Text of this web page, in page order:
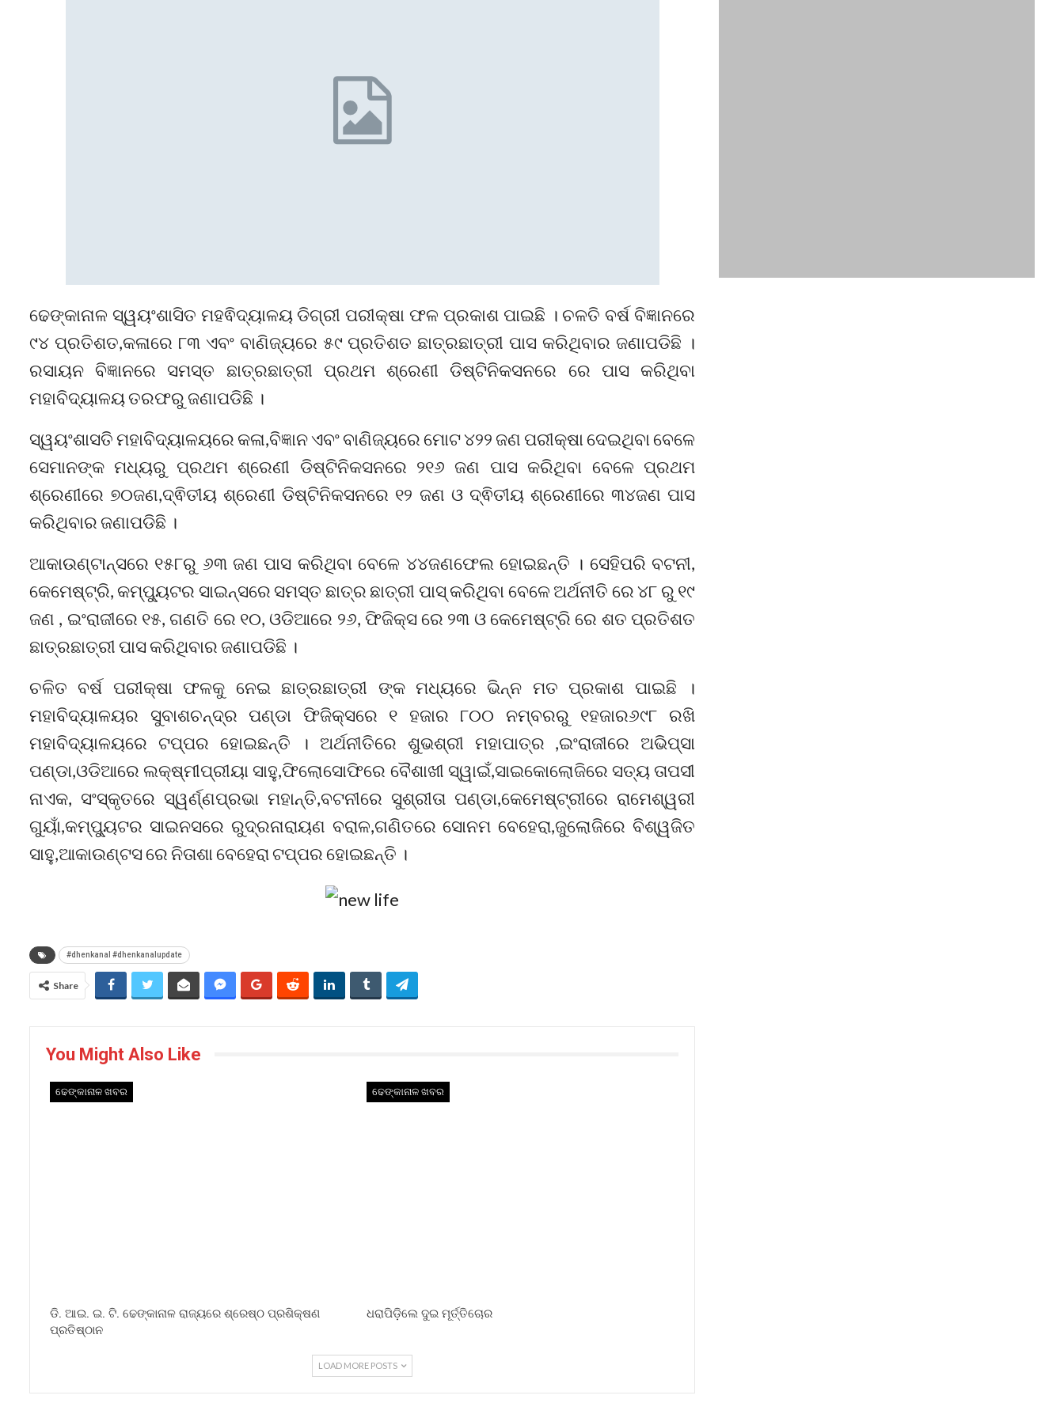
ଢେଙ୍କାନାଳ ସ୍ୱୟଂଶାସିତ ମହଵିଦ୍ୟାଳୟ ଡିଗ୍ରୀ ପରୀକ୍ଷା ଫଳ ପ୍ରକାଶ ପାଇଛି । ଚଳତି ବର୍ଷ ବିଜ୍ଞାନରେ
୯୪ ପ୍ରତିଶତ,କଳାରେ ୮୩ ଏବଂ ବାଣିଜ୍ୟରେ ୫୯ ପ୍ରତିଶତ ଛାତ୍ରଛାତ୍ରୀ ପାସ କରିଥିବାର ଜଣାପଡିଛି ।
ରସାୟନ ବିଜ୍ଞାନରେ ସମସ୍ତ ଛାତ୍ରଛାତ୍ରୀ ପ୍ରଥମ ଶ୍ରେଣୀ ଡିଷ୍ଟିନିକସନରେ ରେ ପାସ କରିଥିବା
ମହାବିଦ୍ୟାଳୟ ତରଫରୁ ଜଣାପଡିଛି ।
ସ୍ୱୟଂଶାସତି ମହାବିଦ୍ୟାଳୟରେ କଳା,ବିଜ୍ଞାନ ଏବଂ ବାଣିଜ୍ୟରେ ମୋଟ ୪୨୨ ଜଣ ପରୀକ୍ଷା ଦେଇଥିବା ବେଳେ
ସେମାନଙ୍କ ମଧ୍ୟରୁ ପ୍ରଥମ ଶ୍ରେଣୀ ଡିଷ୍ଟିନିକସନରେ ୨୧୬ ଜଣ ପାସ କରିଥିବା ବେଳେ ପ୍ରଥମ
ଶ୍ରେଣୀରେ ୭୦ଜଣ,ଦ୍ଵିତୀୟ ଶ୍ରେଣୀ ଡିଷ୍ଟିନିକସନରେ ୧୨ ଜଣ ଓ ଦ୍ଵିତୀୟ ଶ୍ରେଣୀରେ ୩୪ଜଣ ପାସ
କରିଥିବାର ଜଣାପଡିଛି ।
ଆକାଉଣ୍ଟାନ୍ସରେ ୧୫୮ରୁ ୬୩ ଜଣ ପାସ କରିଥିବା ବେଳେ ୪୪ଜଣଫେଲ ହୋଇଛନ୍ତି । ସେହିପରି ବଟନୀ,
କେମେଷ୍ଟ୍ରି, କମ୍ପ୍ୟୁଟର ସାଇନ୍ସରେ ସମସ୍ତ ଛାତ୍ର ଛାତ୍ରୀ ପାସ୍ କରିଥିବା ବେଳେ ଅର୍ଥନୀତି ରେ ୪୮ ରୁ ୧୯
ଜଣ , ଇଂରାଜୀରେ ୧୫, ଗଣତି ରେ ୧୦, ଓଡିଆରେ ୨୬, ଫିଜିକ୍ସ ରେ ୨୩ ଓ କେମେଷ୍ଟ୍ରି ରେ ଶତ ପ୍ରତିଶତ
ଛାତ୍ରଛାତ୍ରୀ ପାସ କରିଥିବାର ଜଣାପଡିଛି ।
ଚଳିତ ବର୍ଷ ପରୀକ୍ଷା ଫଳକୁ ନେଇ ଛାତ୍ରଛାତ୍ରୀ ଙ୍କ ମଧ୍ୟରେ ଭିନ୍ନ ମତ ପ୍ରକାଶ ପାଇଛି ।
ମହାବିଦ୍ୟାଳୟର ସୁବାଶଚନ୍ଦ୍ର ପଣ୍ଡା ଫିଜିକ୍ସରେ ୧ ହଜାର ୮୦୦ ନମ୍ବରରୁ ୧ହଜାର୬୯୮ ରଖି
ମହାବିଦ୍ୟାଳୟରେ ଟପ୍ପର ହୋଇଛନ୍ତି । ଅର୍ଥନୀତିରେ ଶୁଭଶ୍ରୀ ମହାପାତ୍ର ,ଇଂରାଜୀରେ ଅଭିପ୍ସା
ପଣ୍ଡା,ଓଡିଆରେ ଲକ୍ଷ୍ମୀପ୍ରୀୟା ସାହୁ,ଫିଲୋସୋଫିରେ ବୈଶାଖୀ ସ୍ୱାଇଁ,ସାଇକୋଲୋଜିରେ ସତ୍ୟ ତାପସୀ
ନାଏକ, ସଂସ୍କୃତରେ ସ୍ୱର୍ଣ୍ଣପ୍ରଭା ମହାନ୍ତି,ବଟନୀରେ ସୁଶ୍ରୀତା ପଣ୍ଡା,କେମେଷ୍ଟ୍ରୀରେ ରାମେଶ୍ୱରୀ
ଗୁୟାଁ,କମ୍ପ୍ୟୁଟର ସାଇନସରେ ରୁଦ୍ରନାରାୟଣ ବରାଳ,ଗଣିତରେ ସୋନମ ବେହେରା,ଜୁଲୋଜିରେ ବିଶ୍ୱଜିତ
ସାହୁ,ଆକାଉଣ୍ଟସ ରେ ନିତାଶା ବେହେରା ଟପ୍ପର ହୋଇଛନ୍ତି ।
#dhenkanal #dhenkanalupdate
Share
You Might Also Like
ଢେଙ୍କାନାଳ ଖବର
ଡି. ଆଇ. ଇ. ଟି. ଢେଙ୍କାନାଳ ରାଜ୍ୟରେ ଶ୍ରେଷ୍ଠ ପ୍ରଶିକ୍ଷଣ
ପ୍ରତିଷ୍ଠାନ
ଢେଙ୍କାନାଳ ଖବର
ଧରାପିଡ଼ିଲେ ଦୁଇ ମୂର୍ତ୍ତିଚୋର
LOAD MORE POSTS